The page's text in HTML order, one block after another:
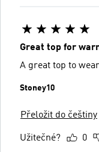
Great top for
A great top to
Stoney10
Přeložit do češtiny
Užitečné? 0